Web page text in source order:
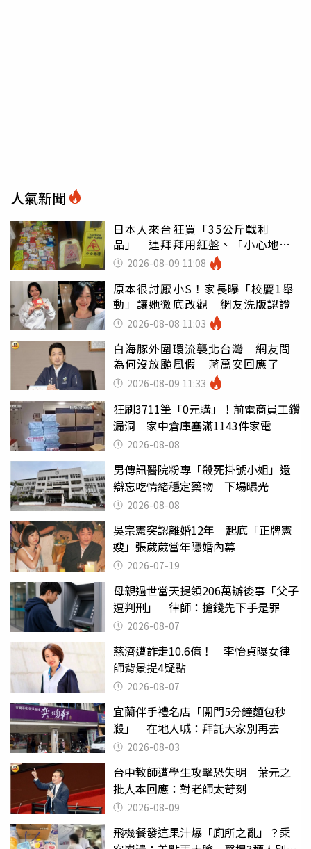
人氣新聞
日本人來台狂買「35公斤戰利
品」 連拜拜用紅盤、「小心地
滑」告示牌也帶回家
2026-08-09 11:08
原本很討厭小S！家長曝「校慶1舉
動」讓她徹底改觀 網友洗版認證
2026-08-08 11:03
白海豚外圍環流襲北台灣 網友問
為何沒放颱風假 蔣萬安回應了
2026-08-09 11:33
狂刷3711筆「0元購」！前電商員工鑽
漏洞 家中倉庫塞滿1143件家電
2026-08-08
男傳訊醫院粉專「殺死掛號小姐」還
辯忘吃情緒穩定藥物 下場曝光
2026-08-08
吳宗憲突認離婚12年 起底「正牌憲
嫂」張葳葳當年隱婚內幕
2026-07-19
母親過世當天提領206萬辦後事「父子
遭判刑」 律師：搶錢先下手是罪
2026-08-07
慈濟遭詐走10.6億！ 李怡貞曝女律
師背景提4疑點
2026-08-07
宜蘭伴手禮名店「開門5分鐘麵包秒
殺」 在地人喊：拜託大家別再去
2026-08-03
台中教師遭學生攻擊恐失明 葉元之
批人本回應：對老師太苛刻
2026-08-09
飛機餐發這果汁爆「廁所之亂」？乘